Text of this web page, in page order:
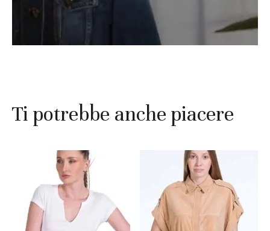
Ti potrebbe anche piacere